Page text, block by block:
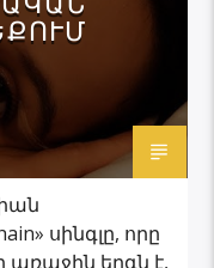
սինգլը, որը
առաջին երգն է,